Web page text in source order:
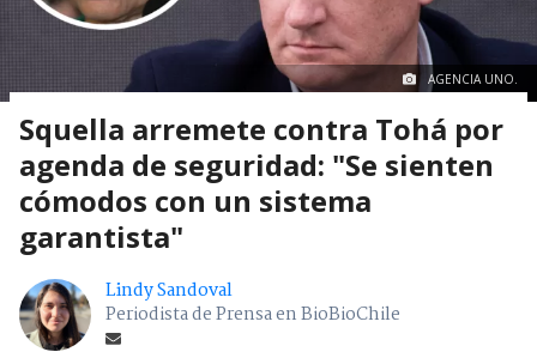
AGENCIA UNO.
Squella arremete contra Tohá por
agenda de seguridad: "Se sienten
cómodos con un sistema
garantista"
Lindy Sandoval
Periodista de Prensa en BioBioChile